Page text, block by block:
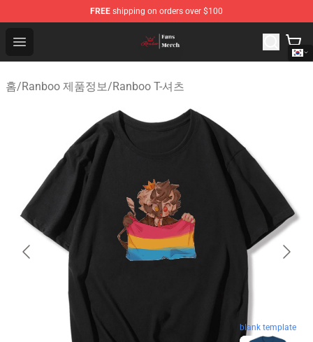
FREE shipping on orders over $100
Open menu
Ranboo Shop - Official Ranboo Merchandise Store
홈/Ranboo 제품정보/Ranboo T-셔츠
blank template